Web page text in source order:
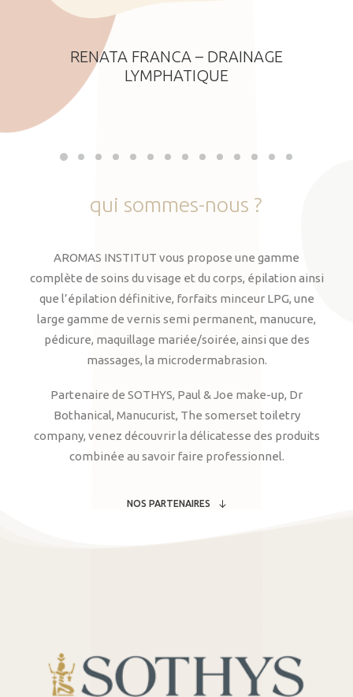
RENATA FRANCA – DRAINAGE
LYMPHATIQUE
qui sommes-nous ?
AROMAS INSTITUT vous propose une gamme
complète de soins du visage et du corps, épilation ainsi
que l’épilation définitive, forfaits minceur LPG, une
large gamme de vernis semi permanent, manucure,
pédicure, maquillage mariée/soirée, ainsi que des
massages, la microdermabrasion.
Partenaire de SOTHYS, Paul & Joe make-up, Dr
Bothanical, Manucurist, The somerset toiletry
company, venez découvrir la délicatesse des produits
combinée au savoir faire professionnel.
NOS PARTENAIRES